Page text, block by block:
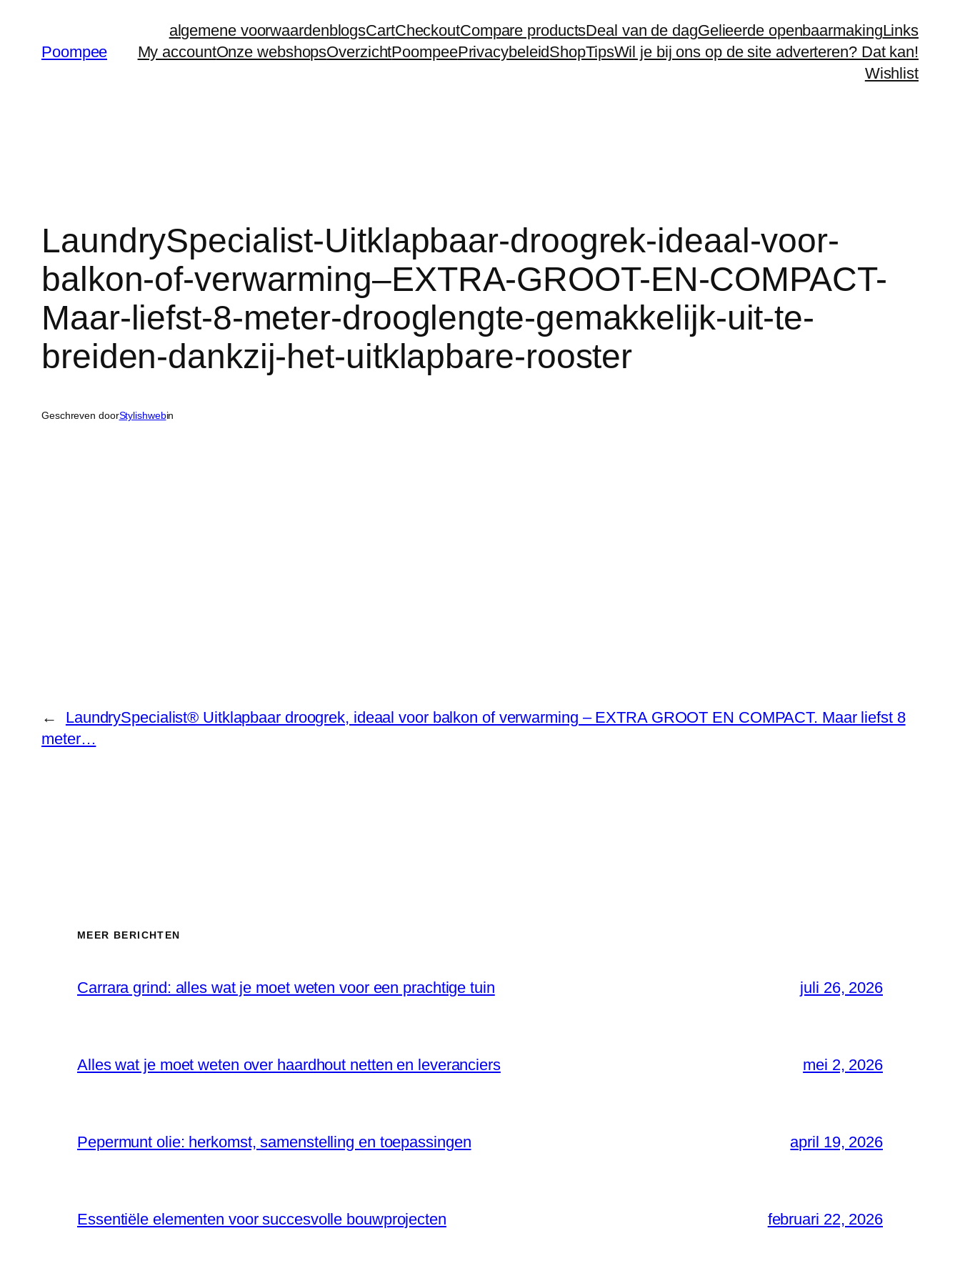
Poompee
algemene voorwaardenblogsCartCheckoutCompare productsDeal van de dagGelieerde openbaarmakingLinks
My accountOnze webshopsOverzichtPoompeePrivacybeleidShopTipsWil je bij ons op de site adverteren? Dat kan!
Wishlist
LaundrySpecialist-Uitklapbaar-droogrek-ideaal-voor-
balkon-of-verwarming–EXTRA-GROOT-EN-COMPACT-
Maar-liefst-8-meter-drooglengte-gemakkelijk-uit-te-
breiden-dankzij-het-uitklapbare-rooster
Geschreven doorStylishwebin
←
LaundrySpecialist® Uitklapbaar droogrek, ideaal voor balkon of verwarming – EXTRA GROOT EN COMPACT. Maar liefst 8
meter…
MEER BERICHTEN
Carrara grind: alles wat je moet weten voor een prachtige tuin juli 26, 2026
Alles wat je moet weten over haardhout netten en leveranciers mei 2, 2026
Pepermunt olie: herkomst, samenstelling en toepassingen april 19, 2026
Essentiële elementen voor succesvolle bouwprojecten februari 22, 2026